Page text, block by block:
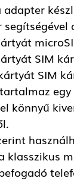
adapter
SIM
SIM
könnyű
klasszikus